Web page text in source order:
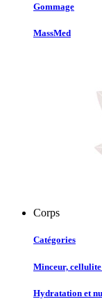
Gommage
MassMed
Corps
Catégories
Minceur,
Hydratation et